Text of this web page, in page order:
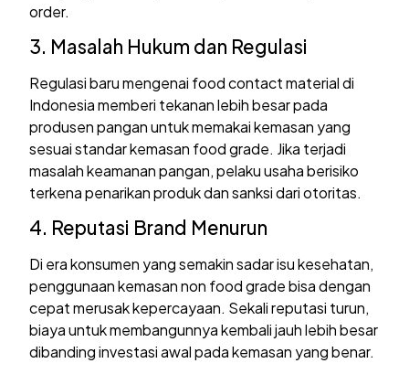
order.
3. Masalah Hukum dan Regulasi
Regulasi baru mengenai food contact material di
Indonesia memberi tekanan lebih besar pada
produsen pangan untuk memakai kemasan yang
sesuai standar kemasan food grade. Jika terjadi
masalah keamanan pangan, pelaku usaha berisiko
terkena penarikan produk dan sanksi dari otoritas.
4. Reputasi Brand Menurun
Di era konsumen yang semakin sadar isu kesehatan,
penggunaan kemasan non food grade bisa dengan
cepat merusak kepercayaan. Sekali reputasi turun,
biaya untuk membangunnya kembali jauh lebih besar
dibanding investasi awal pada kemasan yang benar.